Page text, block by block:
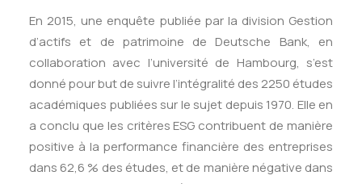
En 2015, une enquête publiée par la division Gestion
d’actifs et de patrimoine de Deutsche Bank, en
collaboration avec l’université de Hambourg, s’est
donné pour but de suivre l’intégralité des 2250 études
académiques publiées sur le sujet depuis 1970. Elle en
a conclu que les critères ESG contribuent de manière
positive à la performance financière des entreprises
dans 62,6 % des études, et de manière négative dans